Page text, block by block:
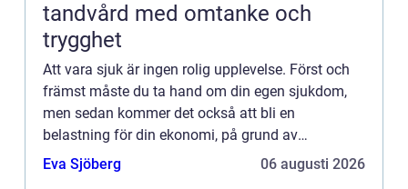
tandvård med omtanke och
trygghet
Att vara sjuk är ingen rolig upplevelse. Först och
främst måste du ta hand om din egen sjukdom,
men sedan kommer det också att bli en
belastning för din ekonomi, på grund av
sjukhuskostnader och utebliven inkomst. Det
Eva Sjöberg 06 augusti 2026